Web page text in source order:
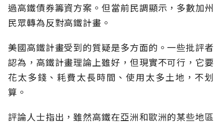
過高鐵債券籌資方案。但當前民調顯示，多數加州
民眾轉為反對高鐵計畫。
美國高鐵計畫受到的質疑是多方面的。一些批評者
認為，高鐵計畫理論上雖好，但現實不可行，它要
花太多錢、耗費太長時間、使用太多土地，不划
算。
評論人士指出，雖然高鐵在亞洲和歐洲的某些地區